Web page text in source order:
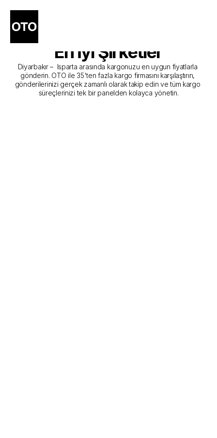
Diyarbakır - Isparta Kargo
Gönderim Hizmeti Sunan
En İyi Şirketler
Diyarbakır –  Isparta arasında kargonuzu en uygun fiyatlarla
gönderin. OTO ile 35'ten fazla kargo firmasını karşılaştırın,
gönderilerinizi gerçek zamanlı olarak takip edin ve tüm kargo
süreçlerinizi tek bir panelden kolayca yönetin.